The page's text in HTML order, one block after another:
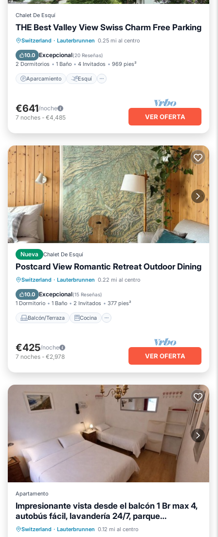
Chalet De Esquí
THE Best Valley View Swiss Charm Free Parking
Switzerland · Lauterbrunnen 0.25 mi al centro
10.0 Excepcional(20 Reseñas)
2 Dormitorios 1 Baño 4 Invitados 969 pies²
Aparcamiento Esquí
Aparcamiento
Esquí
Balcón/Terraza
€641/noche
7 noches - €4,485 VER OFERTA
Nueva Chalet De Esquí
Postcard View Romantic Retreat Outdoor Dining
Switzerland · Lauterbrunnen 0.22 mi al centro
10.0 Excepcional(15 Reseñas)
1 Dormitorio 1 Baño 2 Invitados 377 pies²
Balcón/Terraza Cocina
Balcón/Terraza Cocina
Internet
Apto para niños
€425/noche
7 noches - €2,978 VER OFERTA
Apartamento
Impresionante vista desde el balcón 1 Br max 4,
autobús fácil, lavandería 24/7, parque
subterráneo
Switzerland · Lauterbrunnen 0.12 mi al centro
Aparcamiento Spa
Balcón/Terraza